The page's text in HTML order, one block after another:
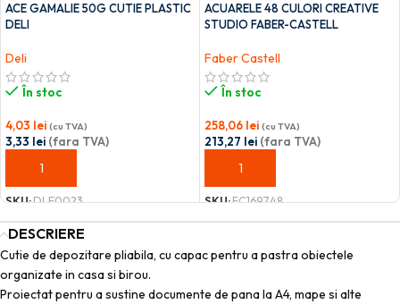
ACE GAMALIE 50G CUTIE PLASTIC
DELI
Deli
În stoc
4,03 lei (cu TVA)
3,33 lei (fara TVA)
ADAUGĂ ÎN COȘ
SKU:DLE0023
ACUARELE 48 CULORI CREATIVE
STUDIO FABER-CASTELL
Faber Castell
În stoc
258,06 lei (cu TVA)
213,27 lei (fara TVA)
ADAUGĂ ÎN COȘ
SKU:FC169748
DESCRIERE
Cutie de depozitare pliabila, cu capac pentru a pastra obiectele
organizate in casa si birou.
Proiectat pentru a sustine documente de pana la A4, mape si alte